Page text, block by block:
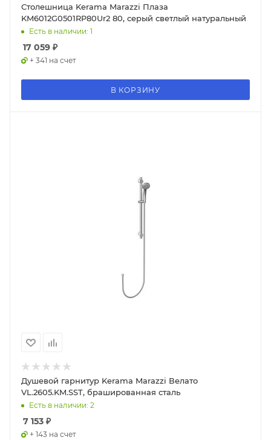
Столешница Kerama Marazzi Плаза
KM6012G0501RP80Ur2 80, серый светлый натуральный
Есть в наличии: 1
17 059 ₽
+ 341 на счет
В КОРЗИНУ
Душевой гарнитур Kerama Marazzi Велато
VL.2605.KM.SST, брашированная сталь
Есть в наличии: 2
7 153 ₽
+ 143 на счет